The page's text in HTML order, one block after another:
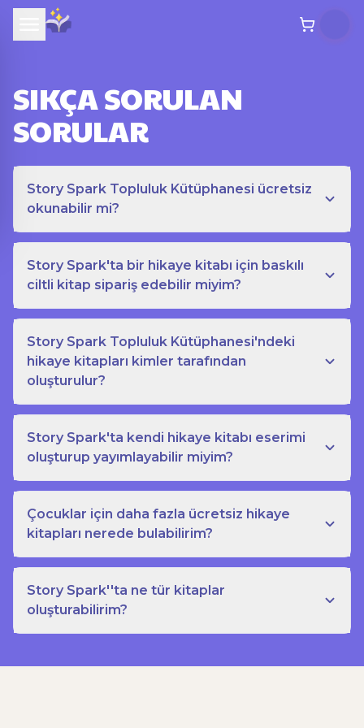
SIKÇA SORULAN
SORULAR
Story Spark Topluluk Kütüphanesi ücretsiz
okunabilir mi?
Story Spark'ta bir hikaye kitabı için baskılı
ciltli kitap sipariş edebilir miyim?
Story Spark Topluluk Kütüphanesi'ndeki
hikaye kitapları kimler tarafından
oluşturulur?
Story Spark'ta kendi hikaye kitabı eserimi
oluşturup yayımlayabilir miyim?
Çocuklar için daha fazla ücretsiz hikaye
kitapları nerede bulabilirim?
Story Spark''ta ne tür kitaplar
oluşturabilirim?